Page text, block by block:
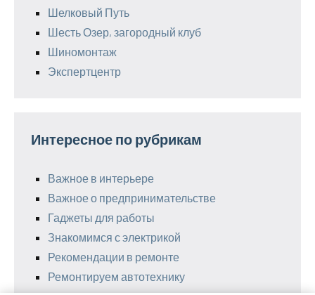
Шелковый Путь
Шесть Озер, загородный клуб
Шиномонтаж
Экспертцентр
Интересное по рубрикам
Важное в интерьере
Важное о предпринимательстве
Гаджеты для работы
Знакомимся с электрикой
Рекомендации в ремонте
Ремонтируем автотехнику